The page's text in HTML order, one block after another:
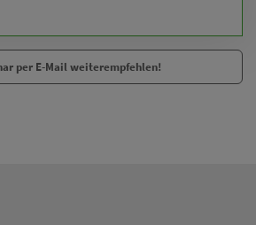
per E-Mail weiterempfehlen!